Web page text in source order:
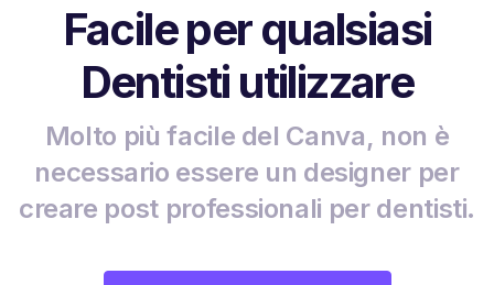
Facile per qualsiasi
Dentisti utilizzare
Molto più facile del Canva, non è
necessario essere un designer per
creare post professionali per dentisti.